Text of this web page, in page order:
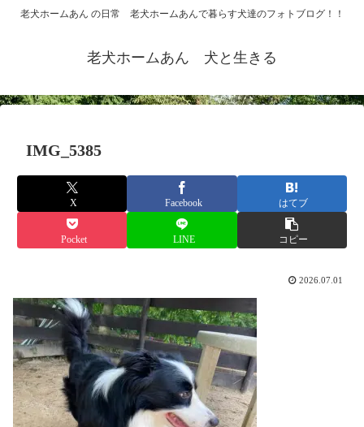
老犬ホームあん の日常 老犬ホームあんで暮らす犬達のフォトブログ！！
老犬ホームあん 犬と生きる
IMG_5385
X Facebook はてブ
Pocket LINE コピー
2026.07.01